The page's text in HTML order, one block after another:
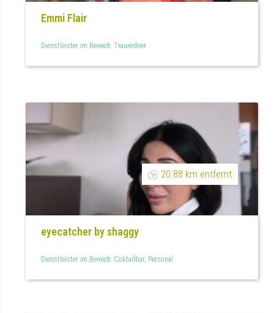
Emmi Flair
Dienstleister im Bereich: Trauredner
20.88 km entfernt
eyecatcher by shaggy
Dienstleister im Bereich: Coktailbar, Personal